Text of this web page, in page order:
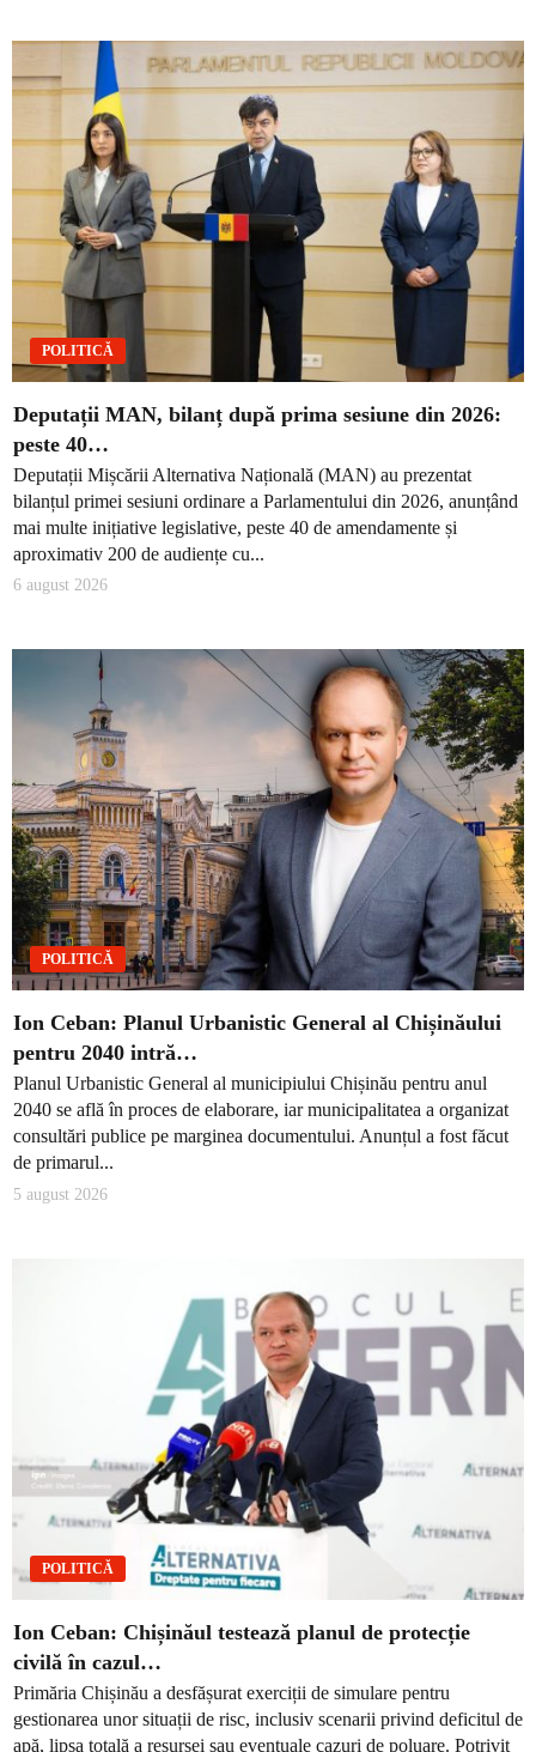
POLITICĂ
Deputații MAN, bilanț după prima sesiune din 2026:
peste 40…
Deputații Mișcării Alternativa Națională (MAN) au prezentat
bilanțul primei sesiuni ordinare a Parlamentului din 2026, anunțând
mai multe inițiative legislative, peste 40 de amendamente și
aproximativ 200 de audiențe cu...
6 august 2026
POLITICĂ
Ion Ceban: Planul Urbanistic General al Chișinăului
pentru 2040 intră…
Planul Urbanistic General al municipiului Chișinău pentru anul
2040 se află în proces de elaborare, iar municipalitatea a organizat
consultări publice pe marginea documentului. Anunțul a fost făcut
de primarul...
5 august 2026
POLITICĂ
Ion Ceban: Chișinăul testează planul de protecție
civilă în cazul…
Primăria Chișinău a desfășurat exerciții de simulare pentru
gestionarea unor situații de risc, inclusiv scenarii privind deficitul de
apă, lipsa totală a resursei sau eventuale cazuri de poluare. Potrivit